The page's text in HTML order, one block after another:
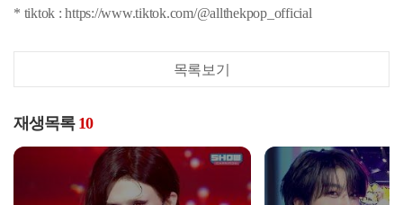
* tiktok : https://www.tiktok.com/@allthekpop_official
목록보기
재생목록 10